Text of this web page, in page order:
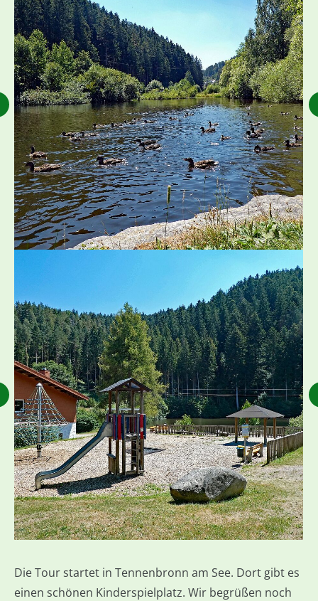
Die Tour startet in Tennenbronn am See. Dort gibt es
einen schönen Kinderspielplatz. Wir begrüßen noch